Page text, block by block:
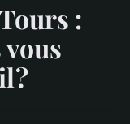
:
?